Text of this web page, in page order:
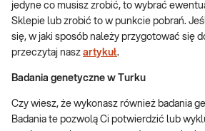
jedyne co musisz zrobić, to wybrać
Sklepie lub zrobić to w punkcie pobrań.
się, w jaki sposób należy przygotować się
przeczytaj nasz artykuł.
Badania genetyczne w Turku
Czy wiesz, że wykonasz również badania
Badania te pozwolą Ci potwierdzić lub